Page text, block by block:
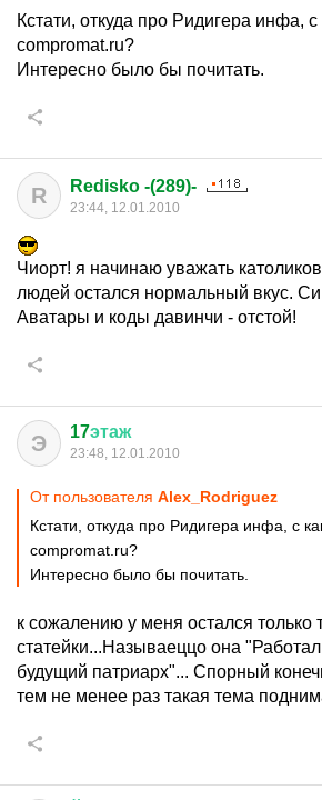
Кстати, откуда про Ридигера инфа,
compromat.ru?
Интересно было бы почитать.
R Redisko -(289)-
23:44, 12.01.2010
Чиорт! я начинаю уважать
людей остался нормальный вкус.
Аватары и коды давинчи - отстой!
Э 17этаж
23:48, 12.01.2010
От пользователя Alex_Rodriguez
Кстати, откуда про Ридигера инфа, с
compromat.ru?
Интересно было бы почитать.
к сожалению у меня остался только
статейки...Называеццо она
будущий патриарх"... Спорный
тем не менее раз такая тема